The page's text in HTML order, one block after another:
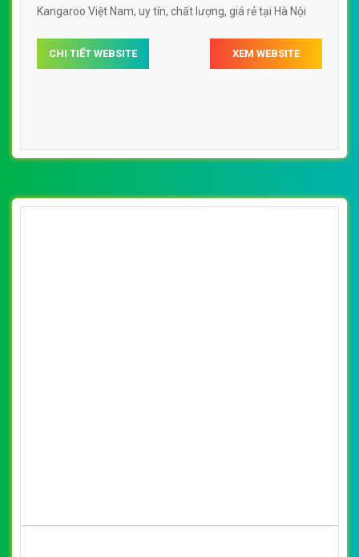
Kangaroo Việt Nam, uy tín, chất lượng, giá rẻ tại Hà Nội
CHI TIẾT WEBSITE XEM WEBSITE